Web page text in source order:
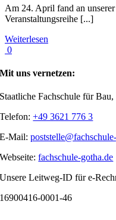
Am 24. April fand an
Veranstaltungsreihe [...]
Weiterlesen
0
Mit uns vernetzen:
Staatliche Fachschule für
Telefon:+49 3621 776 3
E-Mail:
Webseite:fachschule-gotha.de
Unsere Leitweg-ID für e-
16900416-0001-46